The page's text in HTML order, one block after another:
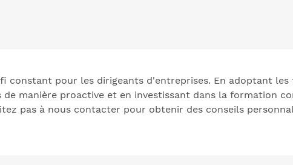
constant pour les dirigeants d'entreprises. En adoptant
manière proactive et en investissant dans la formation
pas à nous contacter pour obtenir des conseils